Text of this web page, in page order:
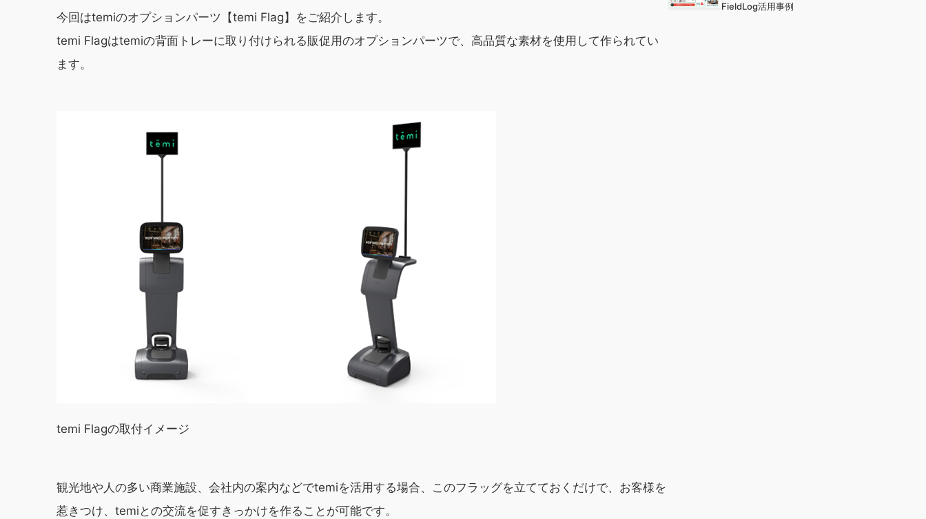
今回はtemiのオプションパーツ【temi Flag】をご紹介します。
temi Flagはtemiの背面トレーに取り付けられる販促用のオプションパーツで、高品質な素材を使用して作られてい
ます。
temi Flagの取付イメージ
観光地や人の多い商業施設、会社内の案内などでtemiを活用する場合、このフラッグを立てておくだけで、お客様を
惹きつけ、temiとの交流を促すきっかけを作ることが可能です。
FieldLog活用事例